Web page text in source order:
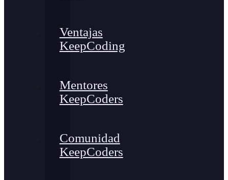
Ventajas
KeepCoding
Mentores
KeepCoders
Comunidad
KeepCoders